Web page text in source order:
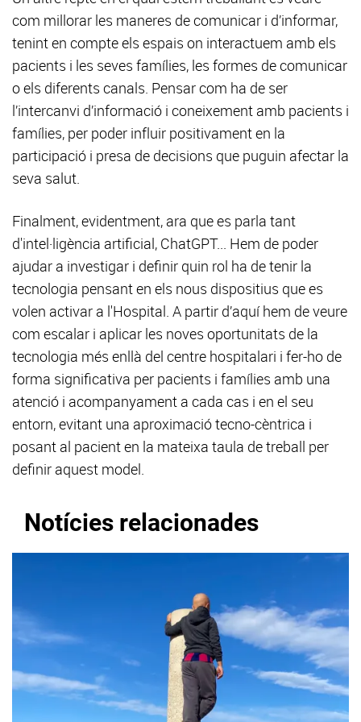
com millorar les maneres de comunicar i d’informar,
tenint en compte els espais on interactuem amb els
pacients i les seves famílies, les formes de comunicar
o els diferents canals. Pensar com ha de ser
l’intercanvi d’informació i coneixement amb pacients i
famílies, per poder influir positivament en la
participació i presa de decisions que puguin afectar la
seva salut.
Finalment, evidentment, ara que es parla tant
d'intel·ligència artificial, ChatGPT... Hem de poder
ajudar a investigar i definir quin rol ha de tenir la
tecnologia pensant en els nous dispositius que es
volen activar a l'Hospital. A partir d’aquí hem de veure
com escalar i aplicar les noves oportunitats de la
tecnologia més enllà del centre hospitalari i fer-ho de
forma significativa per pacients i famílies amb una
atenció i acompanyament a cada cas i en el seu
entorn, evitant una aproximació tecno-cèntrica i
posant al pacient en la mateixa taula de treball per
definir aquest model.
Notícies relacionades